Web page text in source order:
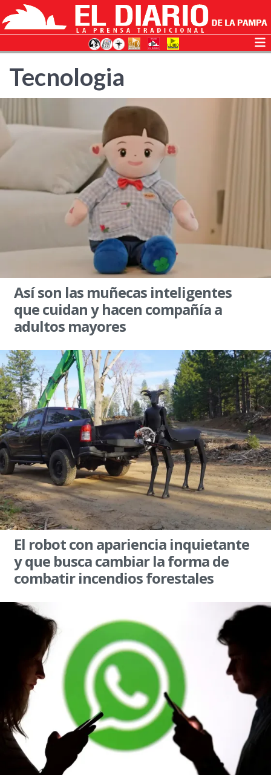
Tecnologia
Así son las muñecas inteligentes
que cuidan y hacen compañía a
adultos mayores
El robot con apariencia inquietante
y que busca cambiar la forma de
combatir incendios forestales